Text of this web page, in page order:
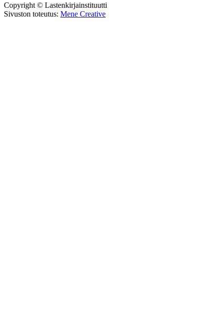
Copyright © Lastenkirjainstituutti
Sivuston toteutus: Mene Creative